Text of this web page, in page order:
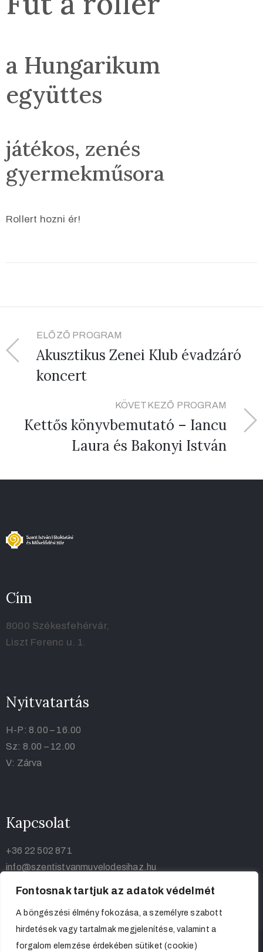
Fontosnak tartjuk az adatok védelmét
A böngészési élmény fokozása, a személyre szabott
hirdetések vagy tartalmak megjelenítése, valamint a
forgalom elemzése érdekében sütiket (cookie)
a Hungarikum
együttes
játékos, zenés
gyermekműsora
Rollert hozni ér!
ELŐZŐ PROGRAM
Akusztikus Zenei Klub évadzáró
koncert
KÖVETKEZŐ PROGRAM
Kettős könyvbemutató – Iancu
Laura és Bakonyi István
Cím
8000 Székesfehérvár,
Liszt Ferenc u. 1.
Nyitvatartás
H-P: 8.00 – 16.00
Sz: 8.00 – 12.00
V: Zárva
Kapcsolat
+36 22 502 871
info@szentistvanmuvelodesihaz.hu